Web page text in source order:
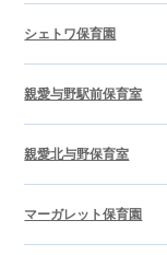
シェトワ保育園
親愛与野駅前保育室
親愛北与野保育室
マーガレット保育園